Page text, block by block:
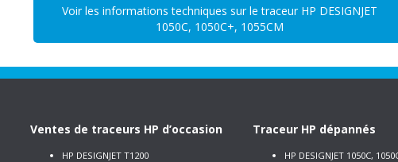
Voir les informations techniques sur le traceur HP DESIGNJET
1050C, 1050C+, 1055CM
Ventes de traceurs HP d’occasion
HP DESIGNJET T1200
Traceur HP dépannés
HP DESIGNJET 1050C,